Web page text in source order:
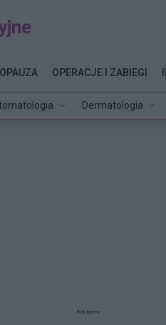
Dermatologia
OPERACJE I ZABIEGI
Reklama: